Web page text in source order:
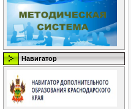
Навигатор